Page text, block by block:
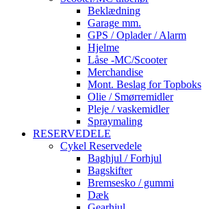
Beklædning
Garage mm.
GPS / Oplader / Alarm
Hjelme
Låse -MC/Scooter
Merchandise
Mont. Beslag for Topboks
Olie / Smørremidler
Pleje / vaskemidler
Spraymaling
RESERVEDELE
Cykel Reservedele
Baghjul / Forhjul
Bagskifter
Bremsesko / gummi
Dæk